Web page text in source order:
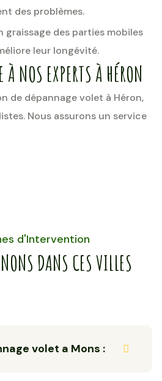
des problèmes.
graissage des parties mobiles
leur longévité.
NOS EXPERTS À HÉRON
de dépannage volet à Héron,
Nous assurons un service
d'Intervention
DANS CES VILLES
volet a Mons :